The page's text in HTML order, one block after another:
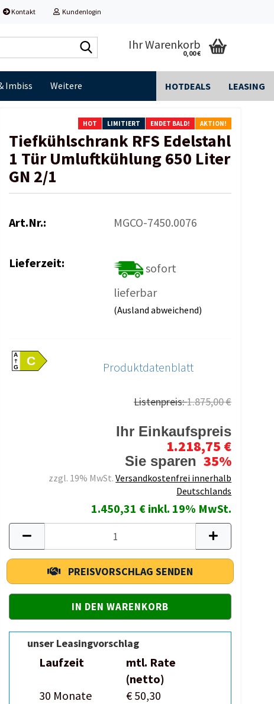
Kontakt Kundenlogin
durchsuchen...
Ihr Warenkorb
0,00 €
Imbiss HOTDEALS LEASING
Weitere
HOT LIMITIERT ENDET BALD! AKTION!
Tiefkühlschrank RFS Edelstahl
1 Tür Umluftkühlung 650 Liter
GN 2/1
Art.Nr.: MGCO-7450.0076
Lieferzeit:
sofort
lieferbar
(Ausland abweichend)
A
GC Produktdatenblatt
Listenpreis:1.875,00 €
Ihr Einkaufspreis
1.218,75 €
Sie sparen 35%
zzgl. 19% MwSt.Versandkostenfrei innerhalb
Deutschlands
1.450,31 € inkl. 19% MwSt.
PREISVORSCHLAG SENDEN
unser Leasingvorschlag
Laufzeit
mtl. Rate
(netto)
30 Monate
€ 50,30